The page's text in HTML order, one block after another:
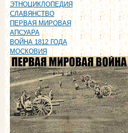
ЭТНОЦИКЛОПЕДИЯ
СЛАВЯНСТВО
ПЕРВАЯ МИРОВАЯ
АПСУАРА
ВОЙНА 1812 ГОДА
МОСКОВИЯ